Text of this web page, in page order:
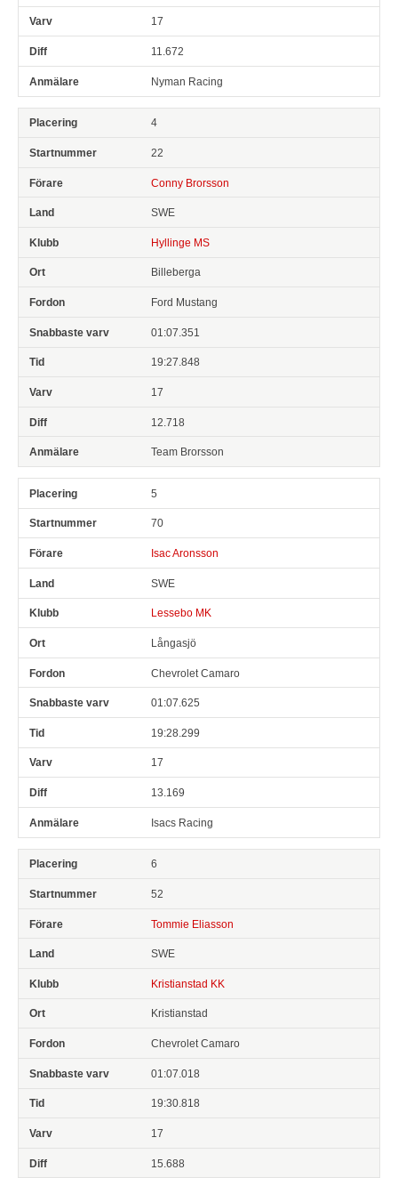
17
11.672
Nyman Racing
4
22
Conny Brorsson
SWE
Hyllinge MS
Billeberga
Ford Mustang
01:07.351
19:27.848
17
12.718
Team Brorsson
5
70
Isac Aronsson
SWE
Lessebo MK
Långasjö
Chevrolet Camaro
01:07.625
19:28.299
17
13.169
Isacs Racing
6
52
Tommie Eliasson
SWE
Kristianstad KK
Kristianstad
Chevrolet Camaro
01:07.018
19:30.818
17
15.688